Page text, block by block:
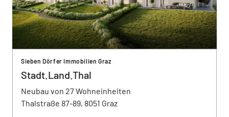
Sieben Dörfer Immobilien Graz
Stadt.Land.Thal
Neubau von 27 Wohneinheiten
Thalstraße 87-89, 8051 Graz